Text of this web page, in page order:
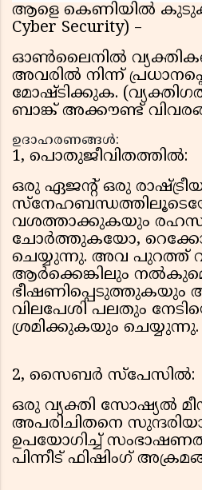
ആളെ കെണിയിൽ
Cyber Security) –
ഓൺലൈനിൽ
അവരിൽ നിന്ന്
മോഷ്ടിക്കുക.
ബാങ്ക് അക്കൗണ്ട്
ഉദാഹരണങ്ങൾ:
1, പൊതുജീവിതത്തിൽ:
ഒരു ഏജന്റ് ഒരു
വശത്താക്കുകയും
ചോർത്തുകയോ,
ചെയ്യുന്നു. അവ പുറത്ത്
ആർക്കെങ്കിലും
ഭീഷണിപ്പെടുത്തുകയും
വിലപേശി പലതും
ശ്രമിക്കുകയും ചെയ്യുന്നു.
2, സൈബർ സ്പേസിൽ:
ഒരു വ്യക്തി സോഷ്യൽ
അപരിചിതനെ
ഉപയോഗിച്ച്
പിന്നീട് ഫിഷിംഗ്